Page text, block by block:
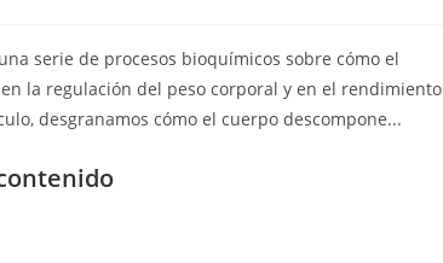
serie de procesos bioquímicos sobre cómo el
la regulación del peso corporal y en el rendimiento
desgranamos cómo el cuerpo descompone...